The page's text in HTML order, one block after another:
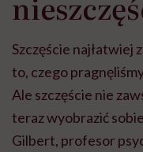
Szczęście najłatwiej
to, czego
Ale szczęście nie
teraz wyobrazić
Gilbert, profesor